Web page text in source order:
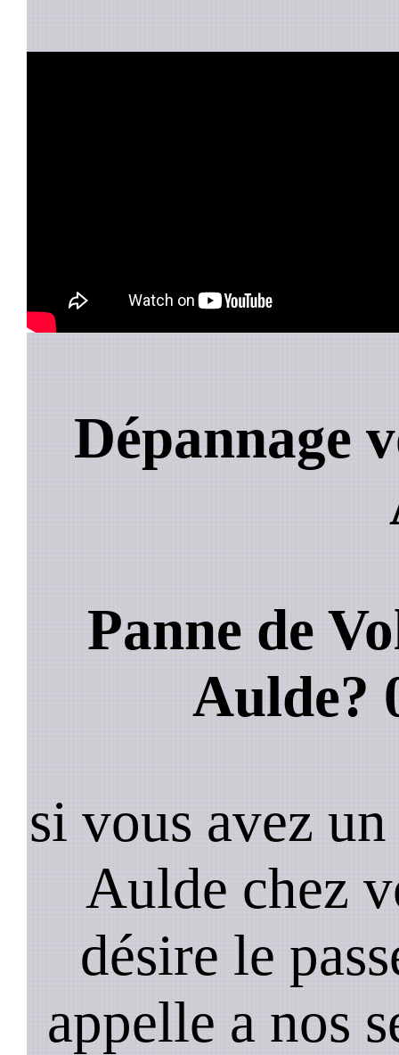
Dépannage
Panne de
Aulde?
si vous avez
Aulde chez
désire le
appelle a nos